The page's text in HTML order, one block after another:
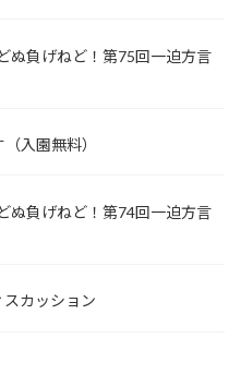
ぬ負げねど！第75回一迫方言
入園無料）
ぬ負げねど！第74回一迫方言
カッション